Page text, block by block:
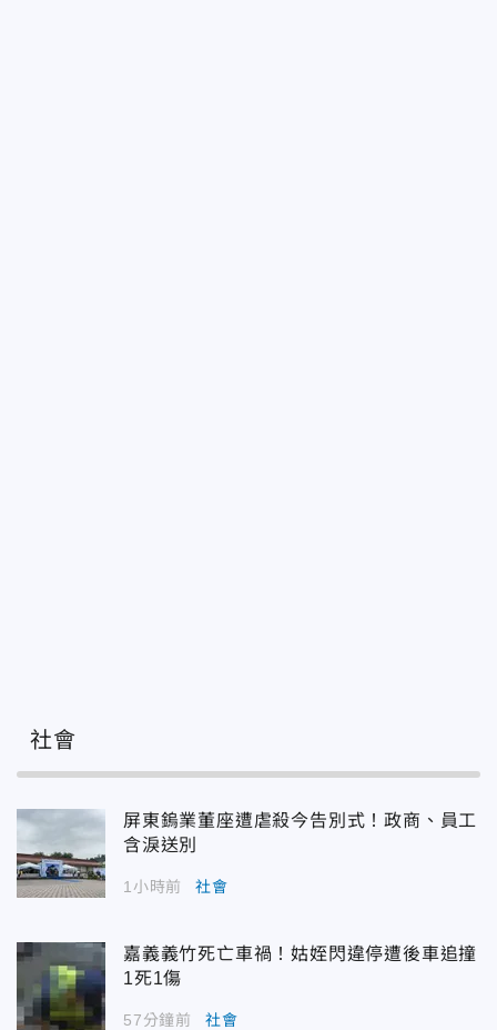
社會
屏東鎢業董座遭虐殺今告別式！政商、員工
含淚送別
1小時前 社會
嘉義義竹死亡車禍！姑姪閃違停遭後車追撞
1死1傷
57分鐘前 社會